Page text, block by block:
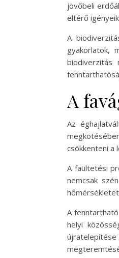
jövőbeli
eltérő
A
gyakorlatok,
biodiverzitás
A
Az
csökkenteni a
A faültetési
nemcsak
A
helyi
újratelepítése